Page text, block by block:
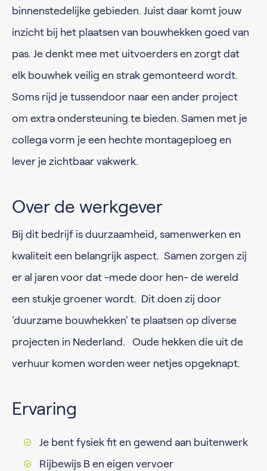
binnenstedelijke gebieden. Juist daar komt jouw
inzicht bij het plaatsen van bouwhekken goed van
pas. Je denkt mee met uitvoerders en zorgt dat
elk bouwhek veilig en strak gemonteerd wordt.
Soms rijd je tussendoor naar een ander project
om extra ondersteuning te bieden. Samen met je
collega vorm je een hechte montageploeg en
lever je zichtbaar vakwerk.
Over de werkgever
Bij dit bedrijf is duurzaamheid, samenwerken en
kwaliteit een belangrijk aspect. Samen zorgen zij
er al jaren voor dat -mede door hen- de wereld
een stukje groener wordt. Dit doen zij door
'duurzame bouwhekken' te plaatsen op diverse
projecten in Nederland. Oude hekken die uit de
verhuur komen worden weer netjes opgeknapt.
Ervaring
Je bent fysiek fit en gewend aan buitenwerk
Rijbewijs B en eigen vervoer